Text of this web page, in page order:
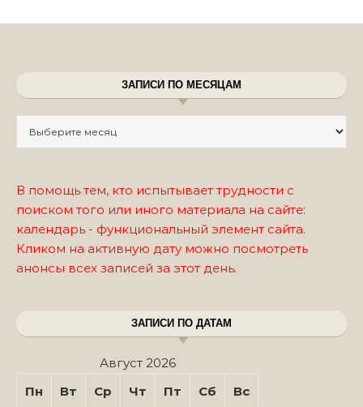
ЗАПИСИ ПО МЕСЯЦАМ
В помощь тем, кто испытывает трудности с
поиском того или иного материала на сайте:
календарь - функциональный элемент сайта.
Кликом на активную дату можно посмотреть
анонсы всех записей за этот день.
ЗАПИСИ ПО ДАТАМ
Август 2026
Пн
Вт Ср Чт Пт Сб Вс